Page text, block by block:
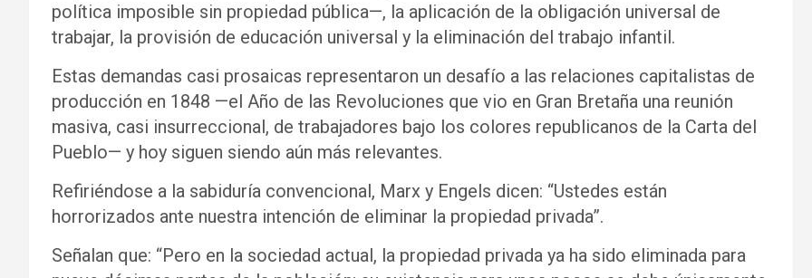
política imposible sin propiedad pública—, la aplicación de la obligación universal de
trabajar, la provisión de educación universal y la eliminación del trabajo infantil.
Estas demandas casi prosaicas representaron un desafío a las relaciones capitalistas de
producción en 1848 —el Año de las Revoluciones que vio en Gran Bretaña una reunión
masiva, casi insurreccional, de trabajadores bajo los colores republicanos de la Carta del
Pueblo— y hoy siguen siendo aún más relevantes.
Refiriéndose a la sabiduría convencional, Marx y Engels dicen: “Ustedes están
horrorizados ante nuestra intención de eliminar la propiedad privada”.
Señalan que: “Pero en la sociedad actual, la propiedad privada ya ha sido eliminada para